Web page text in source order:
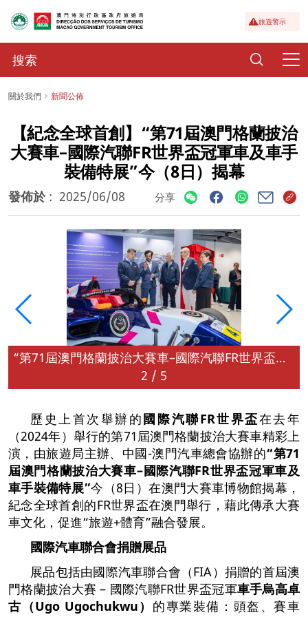
旅遊警示
關於我們 新聞公佈
【紀念全球首創】“第71屆澳門格蘭披治
大賽車–國際汽聯FR世界盃冠軍車及車手
裝備特展”今（8日）揭幕
發佈於 : 2025/06/08 分享
“第71屆澳門格蘭披治大賽車–國際汽聯FR世界盃冠軍車及車手裝備特展”揭幕
2 / 5
歷史上首次舉辦的國際汽聯FR世界盃在去年
（2024年）舉行的第71屆澳門格蘭披治大賽車精彩上
演，由旅遊局主辦、 中國-澳門汽車總會協辦的“第71
屆澳門格蘭披治大賽車–國際汽聯FR世界盃冠軍車及
車手裝備特展”今（8日）在澳門大賽車博物館揭幕，
紀念全球首創的FR世界盃在澳門舉行，藉此傳承大賽
車文化，促進“旅遊+體育”融合發展。
國際汽車聯合會捐贈展品
展品包括由國際汽車聯合會（FIA）捐贈的首屆澳
門格蘭披治大賽 – 國際汽聯FR世界盃冠軍車手烏高卓
古（Ugo Ugochukwu） 的專業裝備：頭盔、賽車